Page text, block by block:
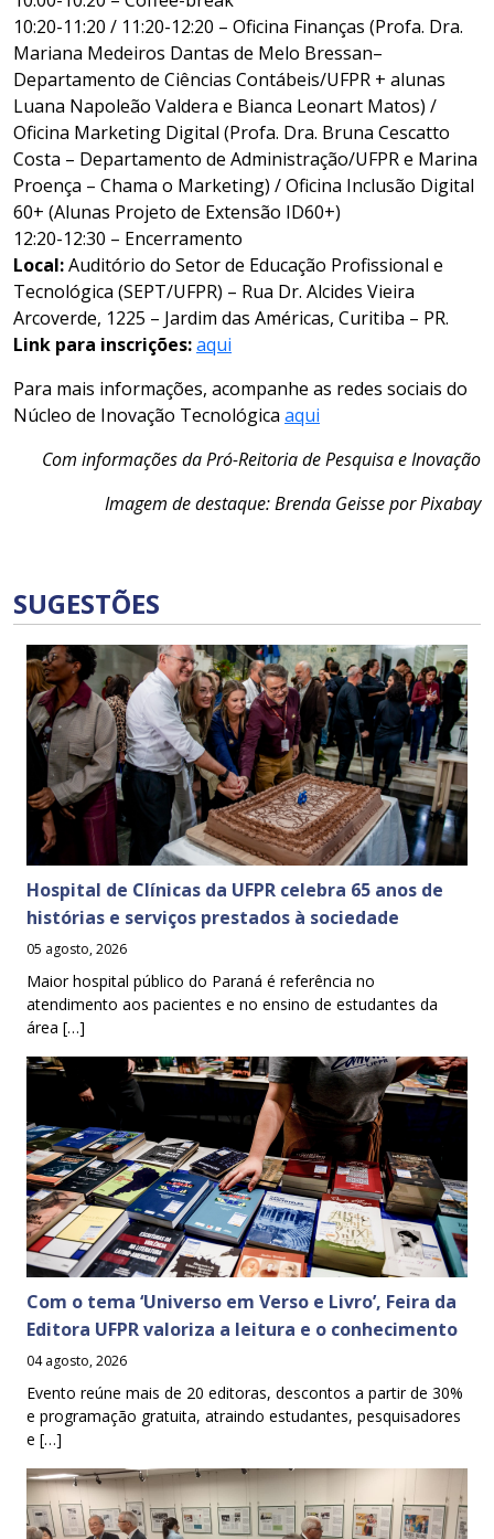
10:20-11:20 / 11:20-12:20 – Oficina Finanças (Profa. Dra.
Mariana Medeiros Dantas de Melo Bressan–
Departamento de Ciências Contábeis/UFPR + alunas
Luana Napoleão Valdera e Bianca Leonart Matos) /
Oficina Marketing Digital (Profa. Dra. Bruna Cescatto
Costa – Departamento de Administração/UFPR e Marina
Proença – Chama o Marketing) / Oficina Inclusão Digital
60+ (Alunas Projeto de Extensão ID60+)
12:20-12:30 – Encerramento
Local:Auditório do Setor de Educação Profissional e
Tecnológica (SEPT/UFPR) – Rua Dr. Alcides Vieira
Arcoverde, 1225 – Jardim das Américas, Curitiba – PR.
Link para inscrições:aqui
Para mais informações, acompanhe as redes sociais do
Núcleo de Inovação Tecnológica aqui
Com informações da Pró-Reitoria de Pesquisa e Inovação
Imagem de destaque: Brenda Geisse por Pixabay
SUGESTÕES
Hospital de Clínicas da UFPR celebra 65 anos de
histórias e serviços prestados à sociedade
05 agosto, 2026
Maior hospital público do Paraná é referência no
atendimento aos pacientes e no ensino de estudantes da
área […]
Com o tema ‘Universo em Verso e Livro’, Feira da
Editora UFPR valoriza a leitura e o conhecimento
04 agosto, 2026
Evento reúne mais de 20 editoras, descontos a partir de 30%
e programação gratuita, atraindo estudantes, pesquisadores
e […]